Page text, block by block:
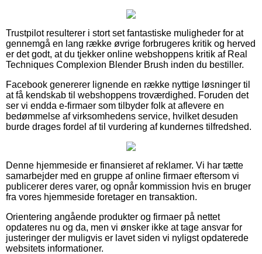
Trustpilot resulterer i stort set fantastiske muligheder for at
gennemgå en lang række øvrige forbrugeres kritik og herved
er det godt, at du tjekker online webshoppens kritik af Real
Techniques Complexion Blender Brush inden du bestiller.
Facebook genererer lignende en række nyttige løsninger til
at få kendskab til webshoppens troværdighed. Foruden det
ser vi endda e-firmaer som tilbyder folk at aflevere en
bedømmelse af virksomhedens service, hvilket desuden
burde drages fordel af til vurdering af kundernes tilfredshed.
Denne hjemmeside er finansieret af reklamer. Vi har tætte
samarbejder med en gruppe af online firmaer eftersom vi
publicerer deres varer, og opnår kommission hvis en bruger
fra vores hjemmeside foretager en transaktion.
Orientering angående produkter og firmaer på nettet
opdateres nu og da, men vi ønsker ikke at tage ansvar for
justeringer der muligvis er lavet siden vi nyligst opdaterede
websitets informationer.